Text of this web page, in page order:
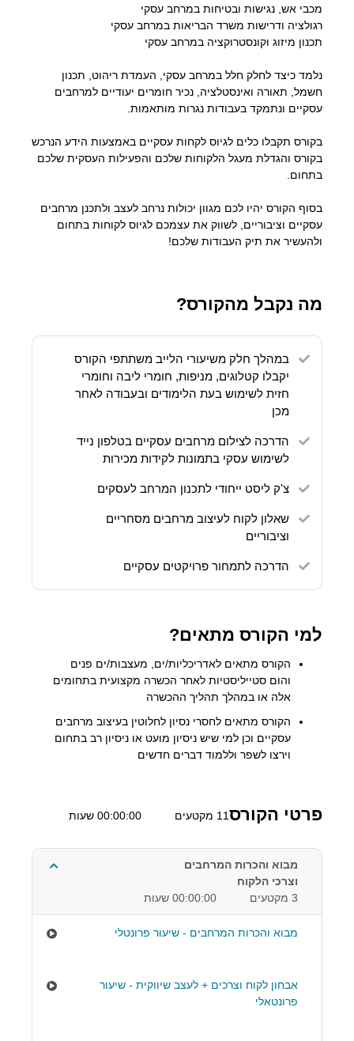
מכבי אש, נגישות ובטיחות במרחב עסקי
רגולציה ודרישות משרד הבריאות במרחב עסקי
תכנון מיזוג וקונסטרוקציה במרחב עסקי
נלמד כיצד לחלק חלל במרחב עסקי, העמדת ריהוט, תכנון
חשמל, תאורה ואינסטלציה, נכיר חומרים יעודיים למרחבים
עסקיים ונתמקד בעבודות נגרות מותאמות.
בקורס תקבלו כלים לגיוס לקחות עסקיים באמצעות הידע הנרכש
בקורס והגדלת מעגל הלקוחות שלכם והפעילות העסקית שלכם
בתחום.
בסוף הקורס יהיו לכם מגוון יכולות נרחב לעצב ולתכנן מרחבים
עסקיים וציבוריים, לשווק את עצמכם לגיוס לקוחות בתחום
ולהעשיר את תיק העבודות שלכם!
מה נקבל מהקורס?
במהלך חלק משיעורי הלייב משתתפי הקורס
יקבלו קטלוגים, מניפות, חומרי ליבה וחומרי
חזית לשימוש בעת הלימודים ובעבודה לאחר
מכן
הדרכה לצילום מרחבים עסקיים בטלפון נייד
לשימוש עסקי בתמונות לקידות מכירות
צ'ק ליסט ייחודי לתכנון המרחב לעסקים
שאלון לקוח לעיצוב מרחבים מסחריים
וציבוריים
הדרכה לתמחור פרויקטים עסקיים
למי הקורס מתאים?
הקורס מתאים לאדריכליות/ים, מעצבות/ים פנים
והום סטייליסטיות לאחר הכשרה מקצועית בתחומים
אלה או במהלך תהליך ההכשרה
הקורס מתאים לחסרי נסיון לחלוטין בעיצוב מרחבים
עסקיים וכן למי שיש ניסיון מועט או ניסיון רב בתחום
וירצו לשפר וללמוד דברים חדשים
פרטי הקורס11 מקטעים 00:00:00 שעות
מבוא והכרות המרחבים
וצרכי הלקוח
3 מקטעים
00:00:00 שעות
מבוא והכרות המרחבים - שיעור פרונטלי
אבחון לקוח וצרכים + לעצב שיווקית - שיעור
פרונטאלי